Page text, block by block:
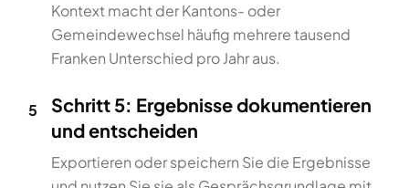
Kontext macht der Kantons- oder
Gemeindewechsel häufig mehrere tausend
Franken Unterschied pro Jahr aus.
5
Schritt 5: Ergebnisse dokumentieren
und entscheiden
Exportieren oder speichern Sie die Ergebnisse